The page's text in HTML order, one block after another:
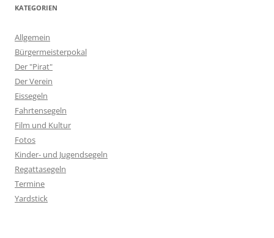
KATEGORIEN
Allgemein
Bürgermeisterpokal
Der "Pirat"
Der Verein
Eissegeln
Fahrtensegeln
Film und Kultur
Fotos
Kinder- und Jugendsegeln
Regattasegeln
Termine
Yardstick